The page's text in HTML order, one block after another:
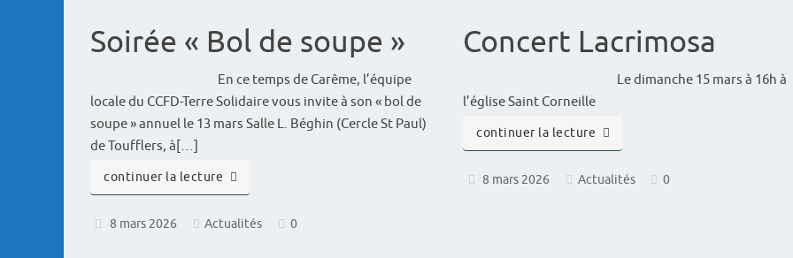
Soirée « Bol de soupe »
En ce temps de Carême, l’équipe
locale du CCFD-Terre Solidaire vous invite à son « bol de
soupe » annuel le 13 mars Salle L. Béghin (Cercle St Paul)
de Toufflers, à[…]
continuer la lecture
8 mars 2026 Actualités 0
Concert Lacrimosa
Le dimanche 15 mars à 16h à
l’église Saint Corneille
continuer la lecture
8 mars 2026 Actualités 0